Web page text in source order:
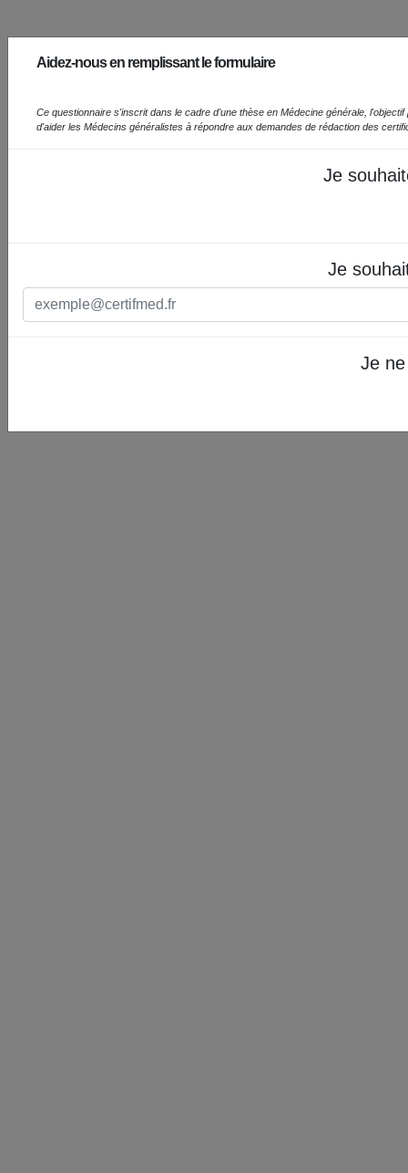
Aidez-nous en remplissant le formulaire
Ce questionnaire s'inscrit dans le cadre d'une thèse en Médecine générale,
d'aider les Médecins généralistes à répondre aux demandes de rédaction des
Je
Je
Je